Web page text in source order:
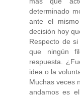
determinado
ante el
decisión hoy
Respecto de
que ningún
respuesta.
idea o la
Muchas veces
andamos es